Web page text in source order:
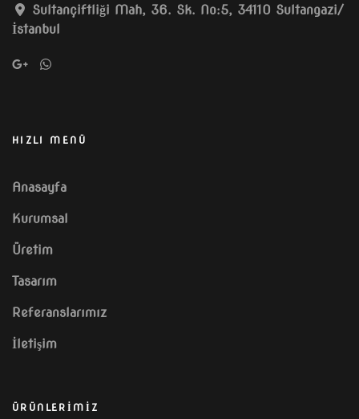
Sultançiftliği Mah, 36. Sk. No:5, 34110 Sultangazi/
İstanbul
HIZLI MENÜ
Anasayfa
Kurumsal
Üretim
Tasarım
Referanslarımız
İletişim
ÜRÜNLERİMİZ